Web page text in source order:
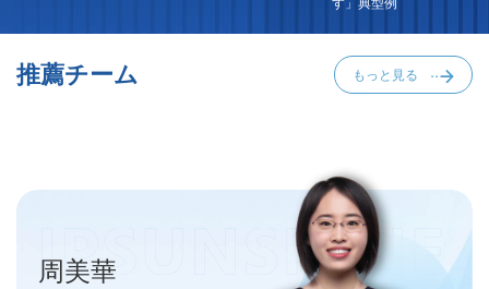
推薦チーム もっと見る
周美華